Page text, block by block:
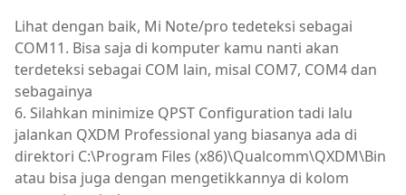
Lihat dengan baik, Mi Note/pro tedeteksi sebagai
COM11. Bisa saja di komputer kamu nanti akan
terdeteksi sebagai COM lain, misal COM7, COM4 dan
sebagainya
6. Silahkan minimize QPST Configuration tadi lalu
jalankan QXDM Professional yang biasanya ada di
direktori C:\Program Files (x86)\Qualcomm\QXDM\Bin
atau bisa juga dengan mengetikkannya di kolom